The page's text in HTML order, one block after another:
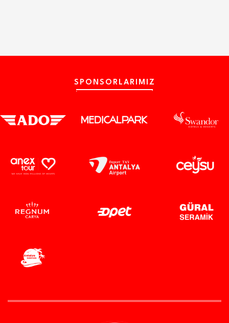
SPONSORLARIMIZ